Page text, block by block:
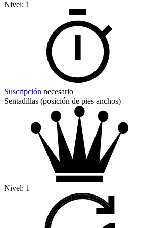
Nivel: 1
Suscripción necesario
Sentadillas (posición de pies anchos)
Nivel: 1